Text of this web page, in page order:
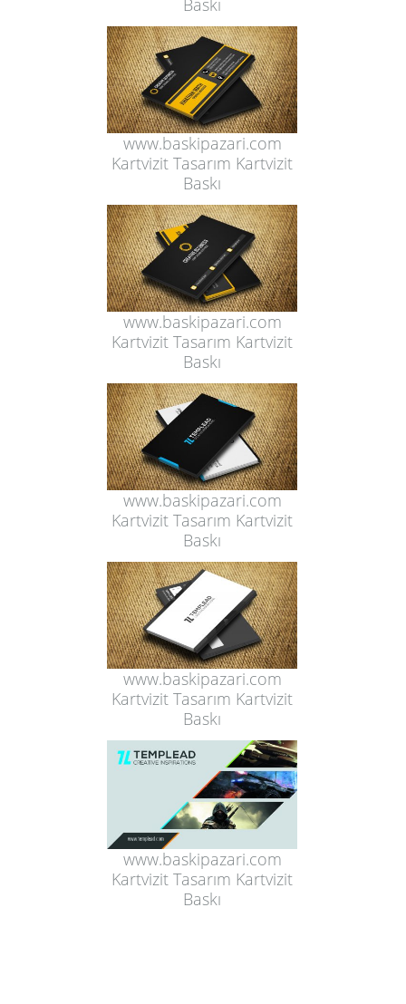
Baskı
www.baskipazari.com
Kartvizit Tasarım Kartvizit
Baskı
www.baskipazari.com
Kartvizit Tasarım Kartvizit
Baskı
www.baskipazari.com
Kartvizit Tasarım Kartvizit
Baskı
www.baskipazari.com
Kartvizit Tasarım Kartvizit
Baskı
www.baskipazari.com
Kartvizit Tasarım Kartvizit
Baskı